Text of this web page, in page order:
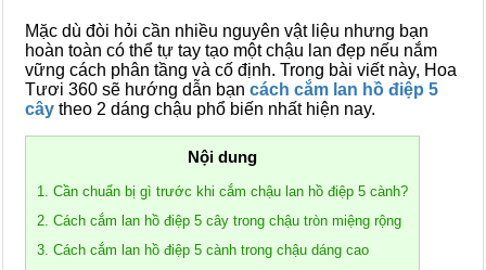
Mặc dù đòi hỏi cần nhiều nguyên vật liệu nhưng bạn
hoàn toàn có thể tự tay tạo một chậu lan đẹp nếu nắm
vững cách phân tầng và cố định. Trong bài viết này, Hoa
Tươi 360 sẽ hướng dẫn bạn cách cắm lan hồ điệp 5
cây theo 2 dáng chậu phổ biến nhất hiện nay.
Nội dung
1. Cần chuẩn bị gì trước khi cắm chậu lan hồ điệp 5 cành?
2. Cách cắm lan hồ điệp 5 cây trong chậu tròn miệng rộng
3. Cách cắm lan hồ điệp 5 cành trong chậu dáng cao